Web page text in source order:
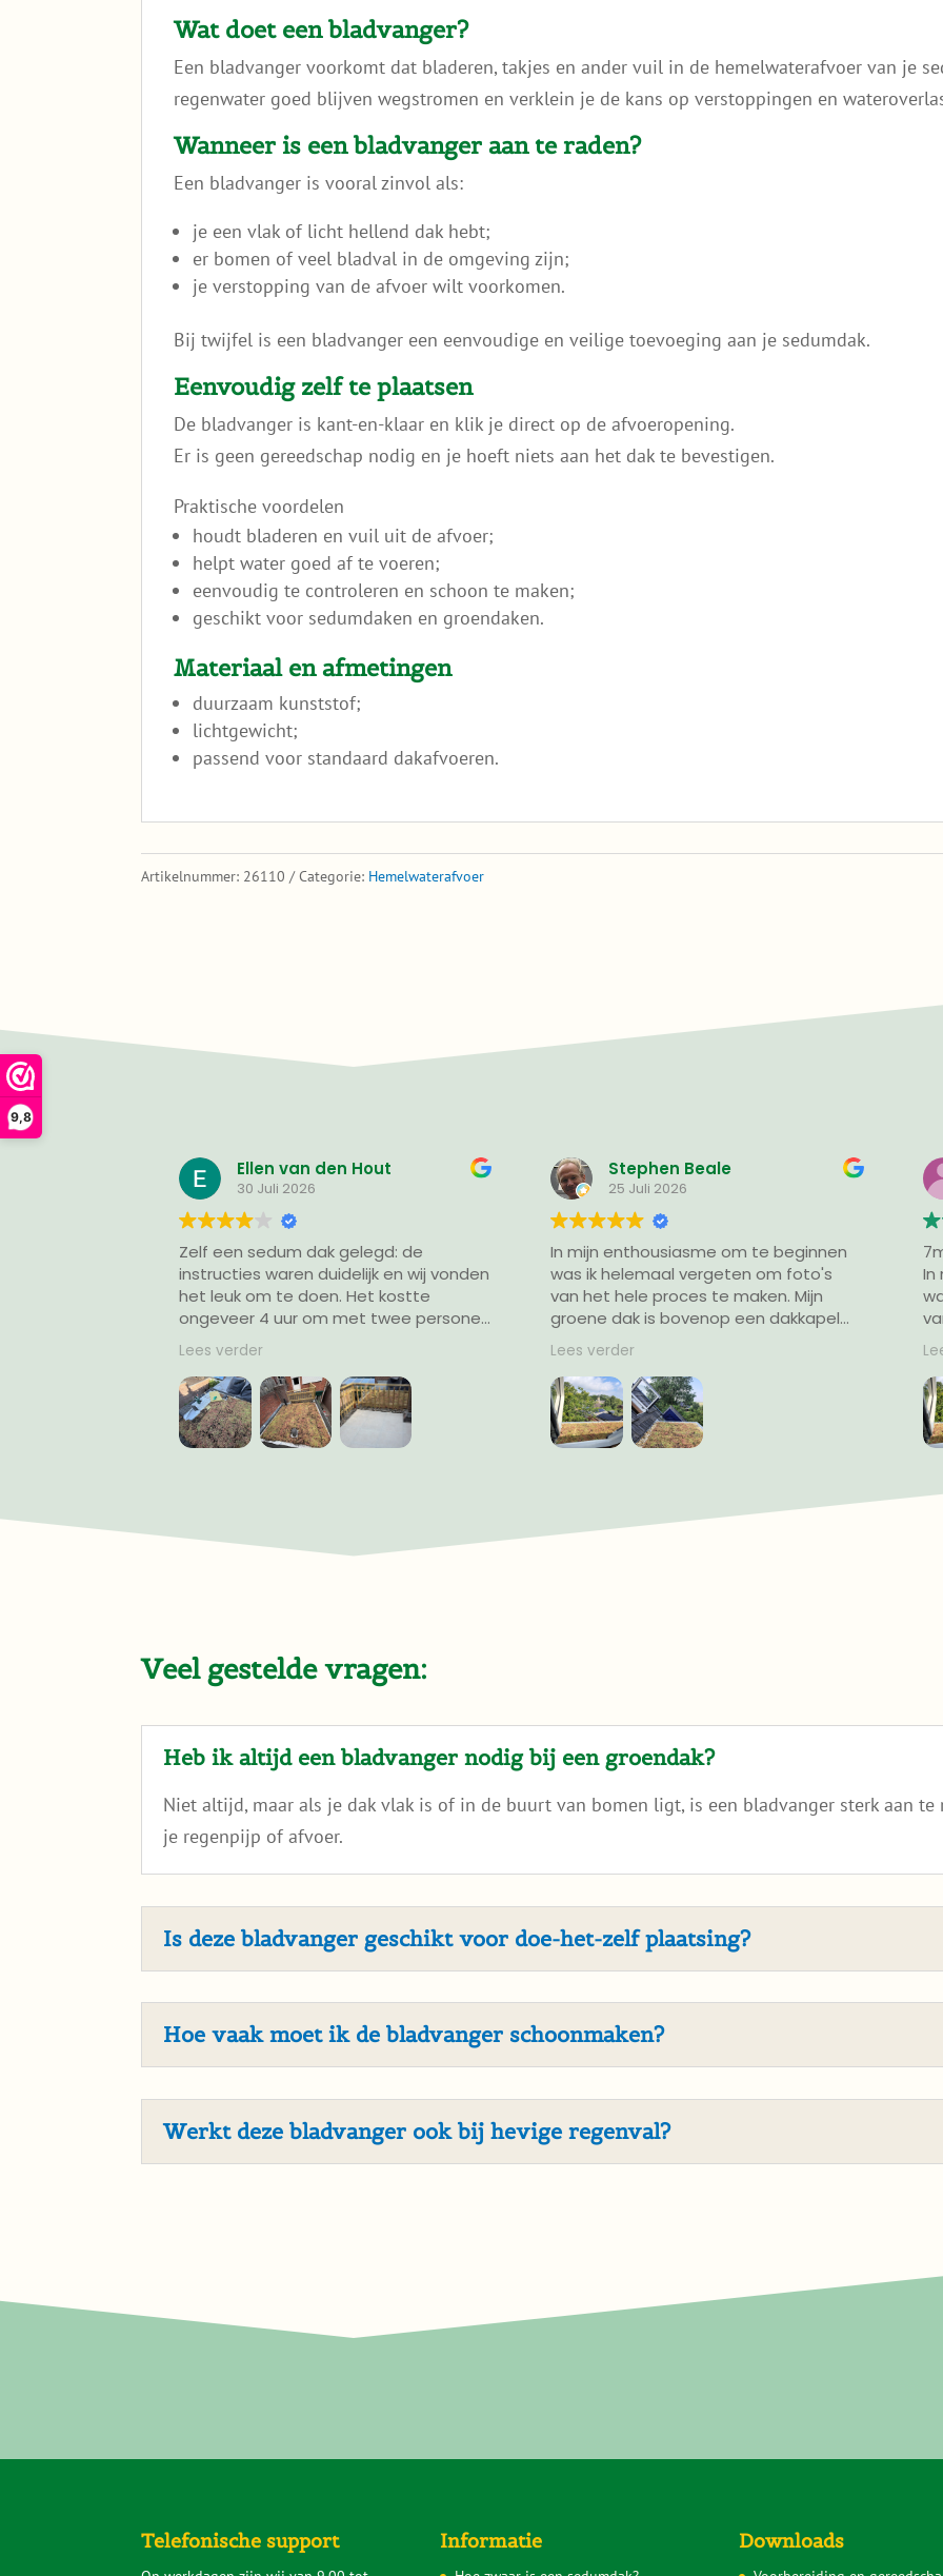
9,8
Wat doet een bladvanger?
Een bladvanger voorkomt dat bladeren, takjes en ander vuil in de hemelwaterafvoer van je
regenwater goed blijven wegstromen en verklein je de kans op verstoppingen en
Wanneer is een bladvanger aan te raden?
Een bladvanger is vooral zinvol als:
je een vlak of licht hellend dak hebt;
er bomen of veel bladval in de omgeving zijn;
je verstopping van de afvoer wilt voorkomen.
Bij twijfel is een bladvanger een eenvoudige en veilige toevoeging aan je sedumdak.
Eenvoudig zelf te plaatsen
De bladvanger is kant-en-klaar en klik je direct op de afvoeropening.
Er is geen gereedschap nodig en je hoeft niets aan het dak te bevestigen.
Praktische voordelen
houdt bladeren en vuil uit de afvoer;
helpt water goed af te voeren;
eenvoudig te controleren en schoon te maken;
geschikt voor sedumdaken en groendaken.
Materiaal en afmetingen
duurzaam kunststof;
lichtgewicht;
passend voor standaard dakafvoeren.
Artikelnummer: 26110 Categorie: Hemelwaterafvoer
Ellen van den Hout
30 Juli 2026
Zelf een sedum dak gelegd: de
instructies waren duidelijk en wij vonden
het leuk om te doen. Het kostte
ongeveer 4 uur om met twee personen
8m2 sedum te leggen. Uiteindelijk
hebben we de matten door midden
gezaagd en met een opengesneden
boodschappen tas omhoog gesjouwd.
Erg blij met het eindresultaat en dat we
het zelf hebben gedaan!
het de volgende dag al gelijk gebracht
Stephen Beale
25 Juli 2026
In mijn enthousiasme om te beginnen
was ik helemaal vergeten om foto's
van het hele proces te maken. Mijn
groene dak is bovenop een dakkapel
gekomen dat toegankelijk is via een
speciaal geplaatst uitstap dakraam.
Eerst zou alles van binnenuit naar
boven sjouwen. Op advies van Eric heb
ik een soort hangmat gemaakt dat
over mijn schouder kon en de
Het werk viel reuze mee. Ik ben er zo blij
25 Juli
7m² groen erbij
In mijn
was ik helemaal vergeten om foto's
van het hele
groene dak is
gekomen dat
speciaal
Eerst zou alles
boven
ik een soort
sedumzoden
Veel gestelde vragen:
Heb ik altijd een bladvanger nodig bij een groendak?
Niet altijd, maar als je dak vlak is of in de buurt van bomen ligt, is een bladvanger sterk aan
je regenpijp of afvoer.
Is deze bladvanger geschikt voor doe-het-zelf plaatsing?
Hoe vaak moet ik de bladvanger schoonmaken?
Werkt deze bladvanger ook bij hevige regenval?
Telefonische support Informatie Downloads